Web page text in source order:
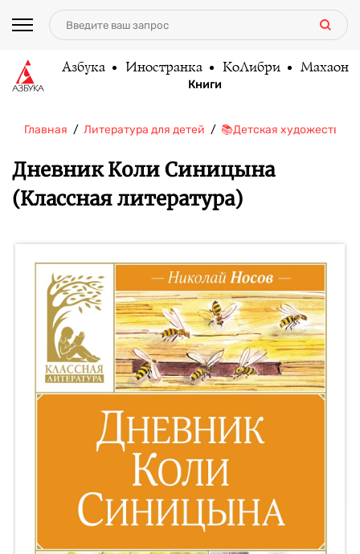
Азбука Иностранка КоЛибри Махаон
Книги
Главная Литература для детей 📚Детская
Дневник Коли Синицына
(Классная литература)